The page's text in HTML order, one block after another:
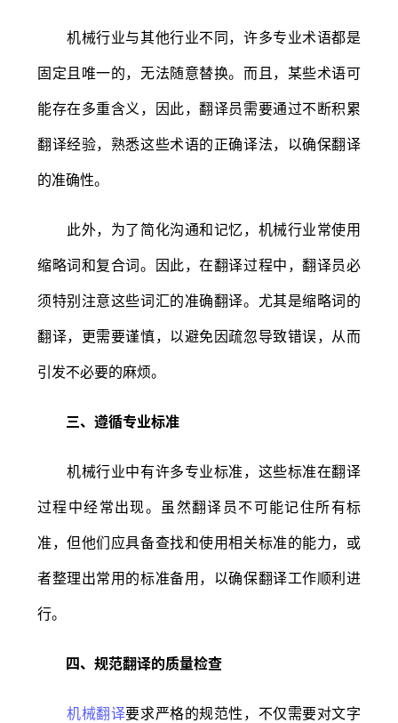
机械行业与其他行业不同，许多专业术语都是
固定且唯一的，无法随意替换。而且，某些术语可
能存在多重含义，因此，翻译员需要通过不断积累
翻译经验，熟悉这些术语的正确译法，以确保翻译
的准确性。
此外，为了简化沟通和记忆，机械行业常使用
缩略词和复合词。因此，在翻译过程中，翻译员必
须特别注意这些词汇的准确翻译。尤其是缩略词的
翻译，更需要谨慎，以避免因疏忽导致错误，从而
引发不必要的麻烦。
三、遵循专业标准
机械行业中有许多专业标准，这些标准在翻译
过程中经常出现。虽然翻译员不可能记住所有标
准，但他们应具备查找和使用相关标准的能力，或
者整理出常用的标准备用，以确保翻译工作顺利进
行。
四、规范翻译的质量检查
机械翻译要求严格的规范性，不仅需要对文字